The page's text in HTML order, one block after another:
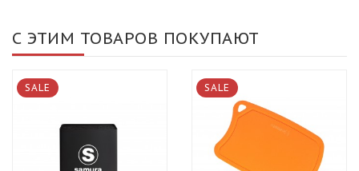
С ЭТИМ ТОВАРОВ ПОКУПАЮТ
SALE SALE